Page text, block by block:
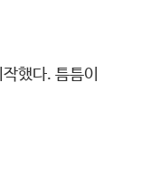
했다. 틈틈이